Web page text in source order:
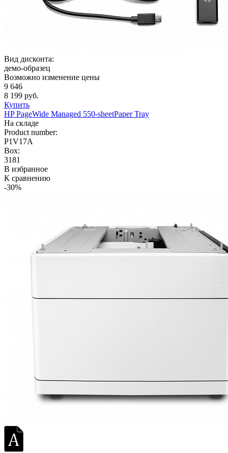
Вид дисконта:
демо-образец
Возможно изменение цены
9 646
8 199 руб.
Купить
HP PageWide Managed 550-sheetPaper Tray
На складе
Product number:
P1V17A
Box:
3181
В избранное
К сравнению
-30%